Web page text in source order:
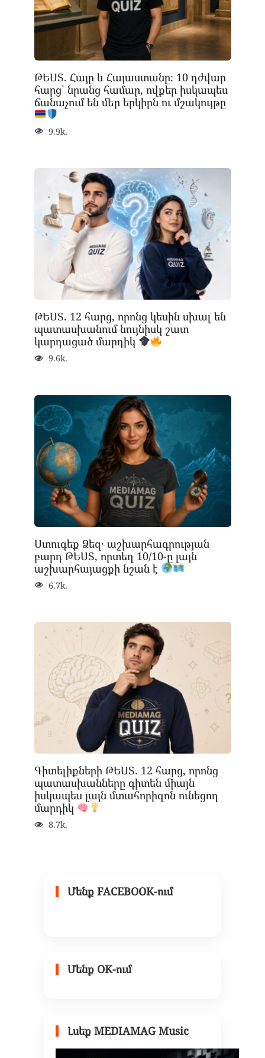
ԹԵՍՏ. Հայը և Հայաստանը։ 10 դժվար
հարց՝ նրանց համար, ովքեր իսկապես
ճանաչում են մեր երկիրն ու մշակույթը
9.9k.
ԹԵՍՏ. 12 հարց, որոնց կեսին սխալ են
պատասխանում նույնիսկ շատ
կարդացած մարդիկ
9.6k.
Ստուգեք Ձեզ․ աշխարհագրության
բարդ ԹԵՍՏ, որտեղ 10/10-ը լայն
աշխարհայացքի նշան է
6.7k.
Գիտելիքների ԹԵՍՏ. 12 հարց, որոնց
պատասխանները գիտեն միայն
իսկապես լայն մտահորիզոն ունեցող
մարդիկ
8.7k.
Մենք FACEBOOK-ում
Մենք OK-ում
Լսեք MEDIAMAG Music